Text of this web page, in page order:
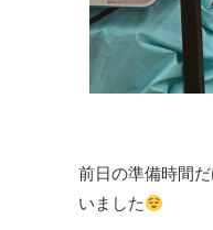
前日の準備時間
いました